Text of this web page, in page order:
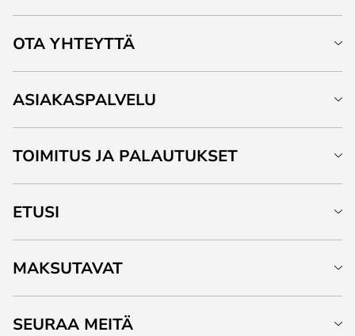
OTA YHTEYTTÄ
ASIAKASPALVELU
TOIMITUS JA PALAUTUKSET
ETUSI
MAKSUTAVAT
SEURAA MEITÄ